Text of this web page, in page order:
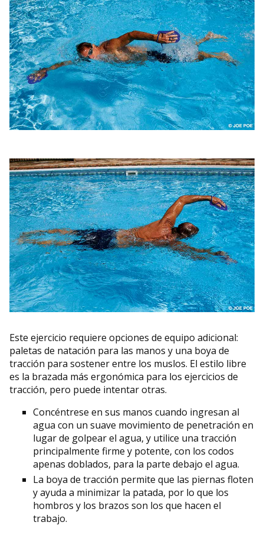
Este ejercicio requiere opciones de equipo adicional:
paletas de natación para las manos y una boya de
tracción para sostener entre los muslos. El estilo libre
es la brazada más ergonómica para los ejercicios de
tracción, pero puede intentar otras.
Concéntrese en sus manos cuando ingresan al
agua con un suave movimiento de penetración en
lugar de golpear el agua, y utilice una tracción
principalmente firme y potente, con los codos
apenas doblados, para la parte debajo el agua.
La boya de tracción permite que las piernas floten
y ayuda a minimizar la patada, por lo que los
hombros y los brazos son los que hacen el
trabajo.